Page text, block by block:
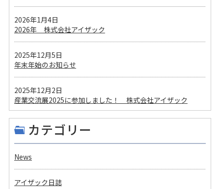
2026年 株式会社アイザック
2026年1月4日
年末年始のお知らせ
2025年12月5日
産業交流展2025に参加しました！ 株式会社アイザック
2025年12月2日
カテゴリー
News
アイザック日誌